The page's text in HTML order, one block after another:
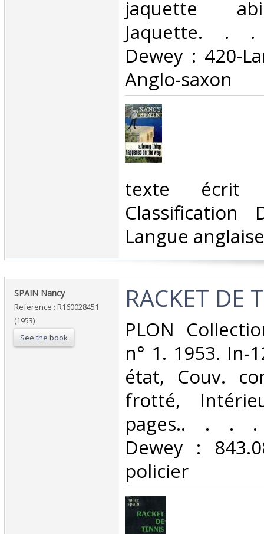
jaquette
Jaquette. . .
Dewey : 420-
Anglo-saxon‎
‎texte écrit
Classification
Langue
‎SPAIN Nancy‎
Reference : R160028451
(1953)
See the book
‎RACKET DE
‎PLON
n° 1. 1953. In-
état, Couv.
frotté,
pages.. . . .
Dewey :
policier‎